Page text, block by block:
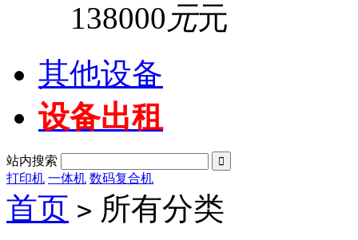
138000 元元
其他设备
设备出租
站内搜索 
打印机 一体机 数码复合机
首页 > 所有分类